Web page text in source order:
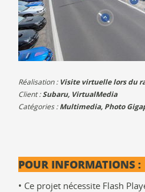
Réalisation : Visite virtuelle lors du
Client :Subaru, VirtualMedia
Catégories :Multimedia, Photo
POUR INFORMATIONS :
• Ce projet nécessite Flash